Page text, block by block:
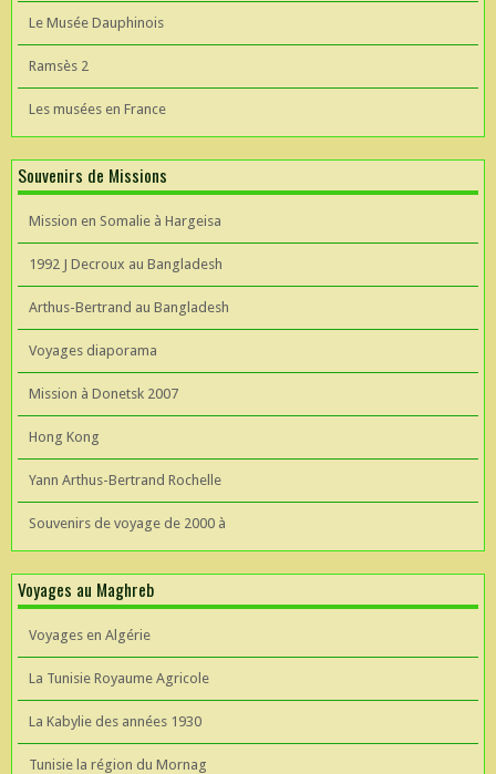
Le Musée Dauphinois
Ramsès 2
Les musées en France
Souvenirs de Missions
Mission en Somalie à Hargeisa
1992 J Decroux au Bangladesh
Arthus-Bertrand au Bangladesh
Voyages diaporama
Mission à Donetsk 2007
Hong Kong
Yann Arthus-Bertrand Rochelle
Souvenirs de voyage de 2000 à
Voyages au Maghreb
Voyages en Algérie
La Tunisie Royaume Agricole
La Kabylie des années 1930
Tunisie la région du Mornag